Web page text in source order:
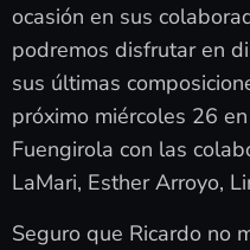
ocasión en sus
podremos disfrutar en
sus últimas
próximo miércoles 26
Fuengirola con las
LaMari, Esther Arroyo,
Seguro que Ricardo no